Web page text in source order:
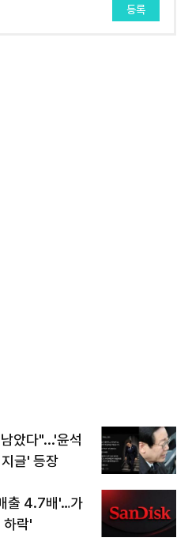
등록
았다"...'윤석
글' 등장
출 4.7배'…가
하락'